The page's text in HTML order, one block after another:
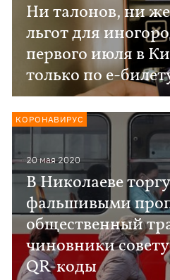
Ни талонов, ни
льгот для
первого июля в
только по е-
20 мая 2020
В Николаеве
фальшивыми
общественный
чиновники
QR-коды
КОРОНАВИРУС